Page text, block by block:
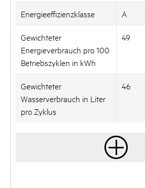
Energieeffizienzklasse A
Gewichteter
Energieverbrauch pro 100
Betriebszyklen in kWh
49
Gewichteter
Wasserverbrauch in Liter
pro Zyklus
46